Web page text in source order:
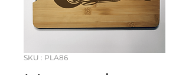
SKU : PLA86